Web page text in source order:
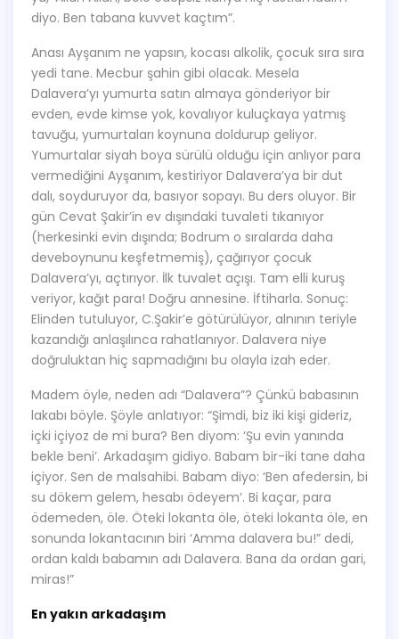
diyo. Ben tabana kuvvet kaçtım”.
Anası Ayşanım ne yapsın, kocası alkolik, çocuk sıra sıra
yedi tane. Mecbur şahin gibi olacak. Mesela
Dalavera’yı yumurta satın almaya gönderiyor bir
evden, evde kimse yok, kovalıyor kuluçkaya yatmış
tavuğu, yumurtaları koynuna doldurup geliyor.
Yumurtalar siyah boya sürülü olduğu için anlıyor para
vermediğini Ayşanım, kestiriyor Dalavera’ya bir dut
dalı, soyduruyor da, basıyor sopayı. Bu ders oluyor. Bir
gün Cevat Şakir’in ev dışındaki tuvaleti tıkanıyor
(herkesinki evin dışında; Bodrum o sıralarda daha
deveboynunu keşfetmemiş), çağırıyor çocuk
Dalavera’yı, açtırıyor. İlk tuvalet açışı. Tam elli kuruş
veriyor, kağıt para! Doğru annesine. İftiharla. Sonuç:
Elinden tutuluyor, C.Şakir’e götürülüyor, alnının teriyle
kazandığı anlaşılınca rahatlanıyor. Dalavera niye
doğruluktan hiç sapmadığını bu olayla izah eder.
Madem öyle, neden adı “Dalavera”? Çünkü babasının
lakabı böyle. Şöyle anlatıyor: “Şimdi, biz iki kişi gideriz,
içki içiyoz de mi bura? Ben diyom: ‘Şu evin yanında
bekle beni’. Arkadaşım gidiyo. Babam bir-iki tane daha
içiyor. Sen de malsahibi. Babam diyo: ‘Ben afedersin, bi
su dökem gelem, hesabı ödeyem’. Bi kaçar, para
ödemeden, öle. Öteki lokanta öle, öteki lokanta öle, en
sonunda lokantacının biri ‘Amma dalavera bu!” dedi,
ordan kaldı babamın adı Dalavera. Bana da ordan gari,
miras!”
En yakın arkadaşım